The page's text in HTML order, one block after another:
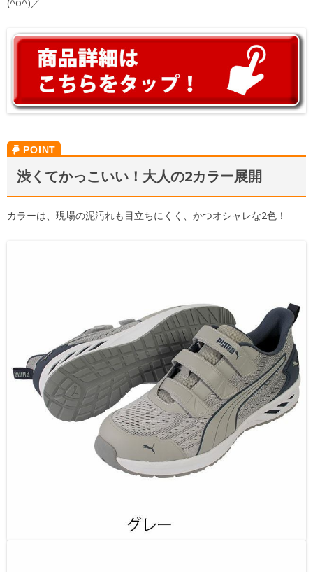
渋くてかっこいい！大人の2カラー展開
カラーは、現場の泥汚れも目立ちにくく、かつオシャレな2色！